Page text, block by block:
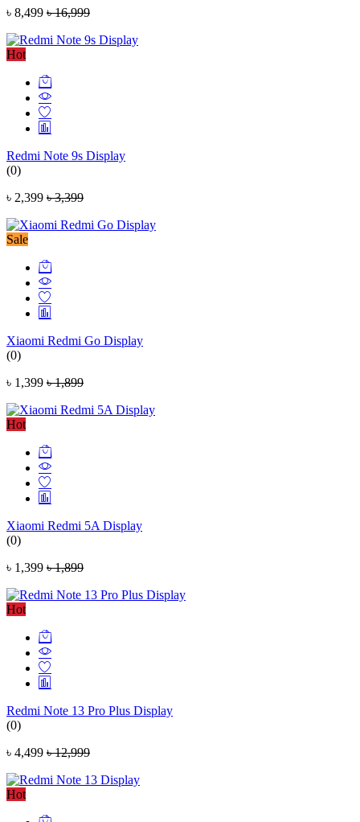
৳ 8,499 ৳ 16,999
Hot
Redmi Note 9s Display
(0)
৳ 2,399 ৳ 3,399
Sale
Xiaomi Redmi Go Display
(0)
৳ 1,399 ৳ 1,899
Hot
Xiaomi Redmi 5A Display
(0)
৳ 1,399 ৳ 1,899
Hot
Redmi Note 13 Pro Plus Display
(0)
৳ 4,499 ৳ 12,999
Hot